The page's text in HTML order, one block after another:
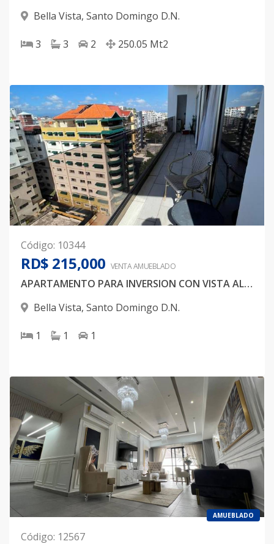
Bella Vista, Santo Domingo D.N.
3 3 2 250.05 Mt2
Código: 10344
RD$ 215,000 VENTA AMUEBLADO
APARTAMENTO PARA INVERSION CON VISTA AL MAR
Bella Vista, Santo Domingo D.N.
1 1 1
AMUEBLADO
Código: 12567